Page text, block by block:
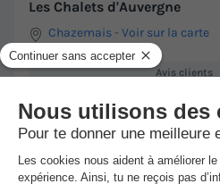
Les Chalets d'Auvergne
Chazemais -Voir sur la carte
Avis clients
Point Wifi gratuit Piscine